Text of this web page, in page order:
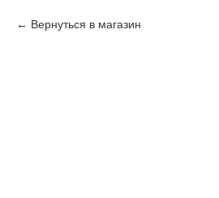
Вернуться в магазин